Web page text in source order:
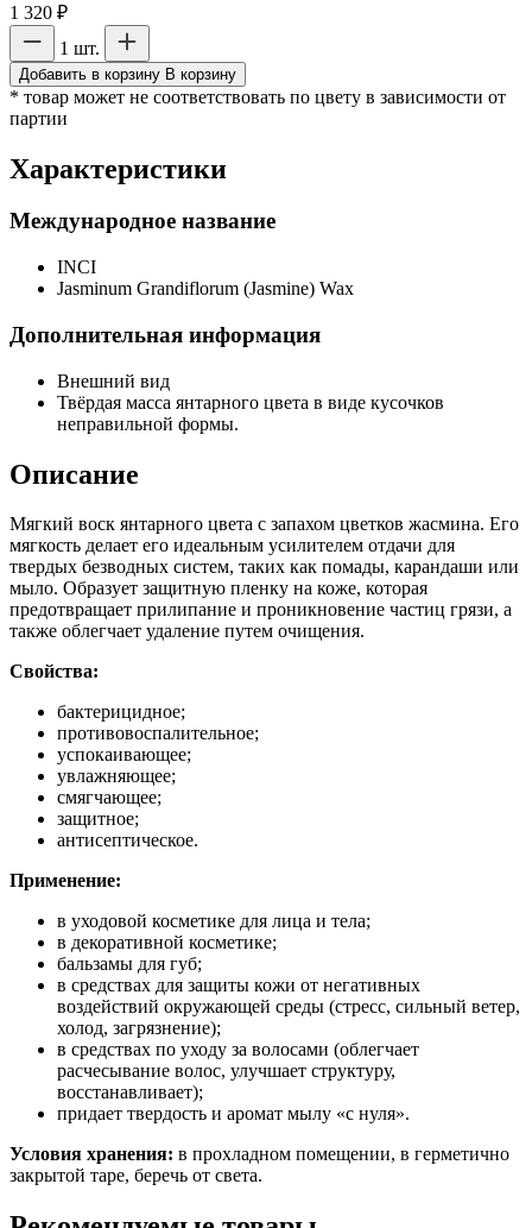
1 320 ₽
1 шт.
Добавить в корзину В корзину
* товар может не соответствовать по цвету в зависимости от
партии
Характеристики
Международное название
INCI
Jasminum Grandiflorum (Jasmine) Wax
Дополнительная информация
Внешний вид
Твёрдая масса янтарного цвета в виде кусочков
неправильной формы.
Описание
Мягкий воск янтарного цвета с запахом цветков жасмина. Его
мягкость делает его идеальным усилителем отдачи для
твердых безводных систем, таких как помады, карандаши или
мыло. Образует защитную пленку на коже, которая
предотвращает прилипание и проникновение частиц грязи, а
также облегчает удаление путем очищения.
Свойства:
бактерицидное;
противовоспалительное;
успокаивающее;
увлажняющее;
смягчающее;
защитное;
антисептическое.
Применение:
в уходовой косметике для лица и тела;
в декоративной косметике;
бальзамы для губ;
в средствах для защиты кожи от негативных
воздействий окружающей среды (стресс, сильный ветер,
холод, загрязнение);
в средствах по уходу за волосами (облегчает
расчесывание волос, улучшает структуру,
восстанавливает);
придает твердость и аромат мылу «с нуля».
Условия хранения: в прохладном помещении, в герметично
закрытой таре, беречь от света.